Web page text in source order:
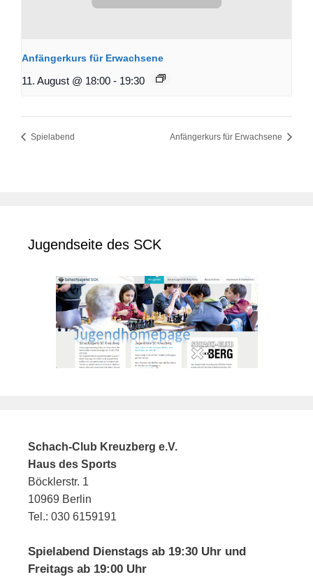
Anfängerkurs für Erwachsene
11. August @ 18:00 - 19:30
Spielabend Anfängerkurs für Erwachsene
Jugendseite des SCK
Schach-Club Kreuzberg e.V.
Haus des Sports
Böcklerstr. 1
10969 Berlin
Tel.: 030 6159191
Spielabend Dienstags ab 19:30 Uhr und
Freitags ab 19:00 Uhr